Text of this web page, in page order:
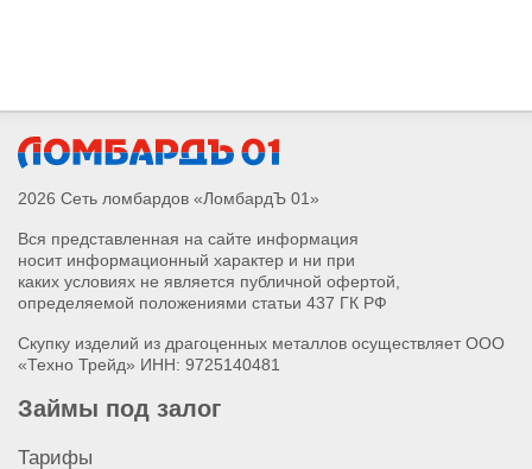
Продать Apple Watch Series SE 2
Продать Apple Watch Ultra 2
Продать IPad Pro
Продать IPhone 11 Pro Max
Продать IPhone 11 Pro
Продать IPhone 12
Продать IPhone 12 mini
Продать IPhone 13 mini
2026 Сеть ломбардов «ЛомбардЪ 01»
Вся представленная на сайте информация
носит информационный характер и ни при
каких условиях не является публичной офертой,
определяемой положениями статьи 437 ГК РФ
Скупку изделий из драгоценных металлов осуществляет ООО
«Техно Трейд» ИНН: 9725140481
Займы под залог
Тарифы